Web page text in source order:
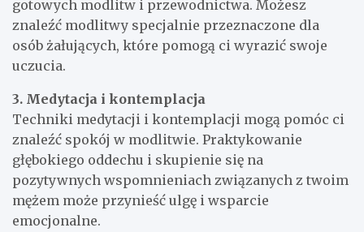
gotowych modlitw i przewodnictwa. Możesz
znaleźć modlitwy specjalnie przeznaczone dla
osób żałujących, które pomogą ci wyrazić swoje
uczucia.
3. Medytacja i kontemplacja
Techniki medytacji i kontemplacji mogą pomóc ci
znaleźć spokój w modlitwie. Praktykowanie
głębokiego oddechu i skupienie się na
pozytywnych wspomnieniach związanych z twoim
mężem może przynieść ulgę i wsparcie
emocjonalne.